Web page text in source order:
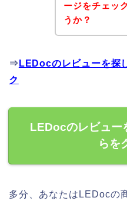
ージをチェッ
うか？
⇒ LEDocのレビューを探
ク
LEDocのレビュー
らを
多分、あなたはLEDocの